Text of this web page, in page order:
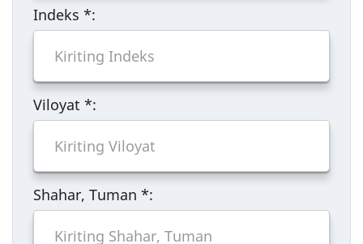
Indeks *:
Viloyat *:
Shahar, Tuman *: